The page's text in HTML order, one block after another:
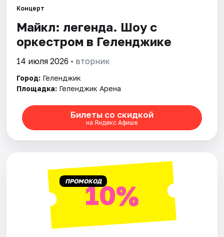
Концерт
Майкл: легенда. Шоу с
оркестром в Геленджике
14 июля 2026 • вторник
Город: Геленджик
Площадка: Геленджик Арена
Билеты со скидкой
на Яндекс Афише
ПРОМОКОД10%